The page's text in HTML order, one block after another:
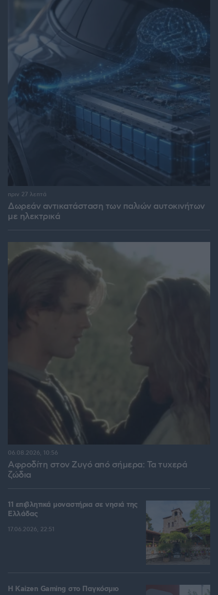
Δωρεάν αντικατάσταση των παλιών αυτοκινήτων
με ηλεκτρικά
πριν 27 λεπτά
Αφροδίτη στον Ζυγό από σήμερα: Τα τυχερά
ζώδια
06.08.2026, 10:56
11 επιβλητικά μοναστήρια σε νησιά της
Ελλάδας
17.06.2026, 22:51
H Kaizen Gaming στο Παγκόσμιο